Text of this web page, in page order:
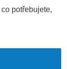
co potřebujete,